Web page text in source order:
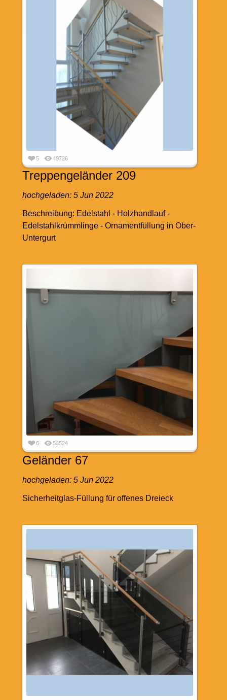
5 49726
Treppengeländer 209
hochgeladen: 5 Jun 2022
Beschreibung: Edelstahl - Holzhandlauf -
Edelstahlkrümmlinge - Ornamentfüllung in Ober-
Untergurt
6 53524
Geländer 67
hochgeladen: 5 Jun 2022
Sicherheitglas-Füllung für offenes Dreieck